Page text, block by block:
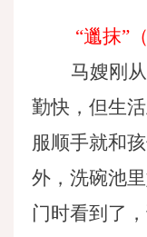
“邋抹”
马嫂刚
勤快，但生
服顺手就和
外，洗碗池
门时看到了